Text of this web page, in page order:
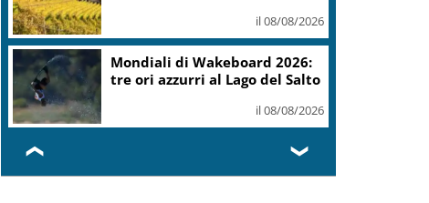
il 08/08/2026
Calcio, Milan-Chelsea 0-3,
prima sconfitta estiva per i
il 08/08/2026